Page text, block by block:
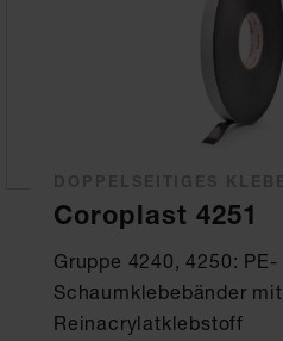
Coroplast 4251
Gruppe 4240, 4250: PE-
Schaumklebebänder mit
Reinacrylatklebstoff